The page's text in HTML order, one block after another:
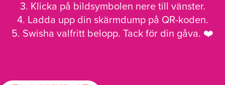
3. Klicka på bildsymbolen nere till vänster.
4. Ladda upp din skärmdump på QR-koden.
5. Swisha valfritt belopp. Tack för din gåva. ❤️